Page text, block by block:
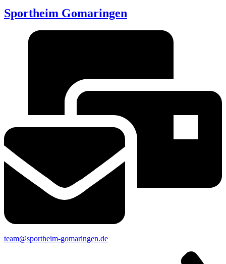
Sportheim Gomaringen
team@sportheim-gomaringen.de